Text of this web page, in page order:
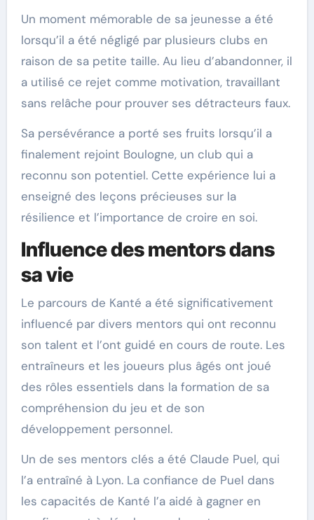
Un moment mémorable de sa jeunesse a été
lorsqu’il a été négligé par plusieurs clubs en
raison de sa petite taille. Au lieu d’abandonner, il
a utilisé ce rejet comme motivation, travaillant
sans relâche pour prouver ses détracteurs faux.
Sa persévérance a porté ses fruits lorsqu’il a
finalement rejoint Boulogne, un club qui a
reconnu son potentiel. Cette expérience lui a
enseigné des leçons précieuses sur la
résilience et l’importance de croire en soi.
Influence des mentors dans
sa vie
Le parcours de Kanté a été significativement
influencé par divers mentors qui ont reconnu
son talent et l’ont guidé en cours de route. Les
entraîneurs et les joueurs plus âgés ont joué
des rôles essentiels dans la formation de sa
compréhension du jeu et de son
développement personnel.
Un de ses mentors clés a été Claude Puel, qui
l’a entraîné à Lyon. La confiance de Puel dans
les capacités de Kanté l’a aidé à gagner en